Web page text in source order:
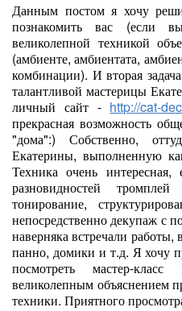
Данным постом я хочу
познакомить вас
великолепной техникой
(амбиенте, амбиентата,
комбинации). И вторая
талантливой мастерицы
личный сайт - http://cat-
прекрасная возможность
"дома":) Собственно,
Екатерины, выполненную
Техника очень
разновидностей
тонирование,
непосредственно декупаж с
наверняка встречали
панно, домики и т.д. Я хочу
посмотреть мастер-
великолепным объяснением
техники. Приятного